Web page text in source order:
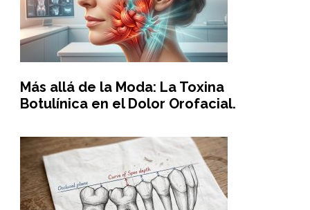
Más allá de la Moda: La Toxina
Botulínica en el Dolor Orofacial.